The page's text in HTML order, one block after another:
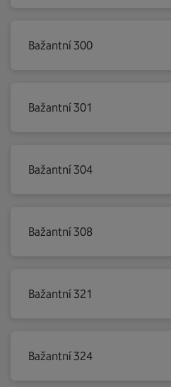
Bažantní 300
Bažantní 301
Bažantní 304
Bažantní 308
Bažantní 321
Bažantní 324